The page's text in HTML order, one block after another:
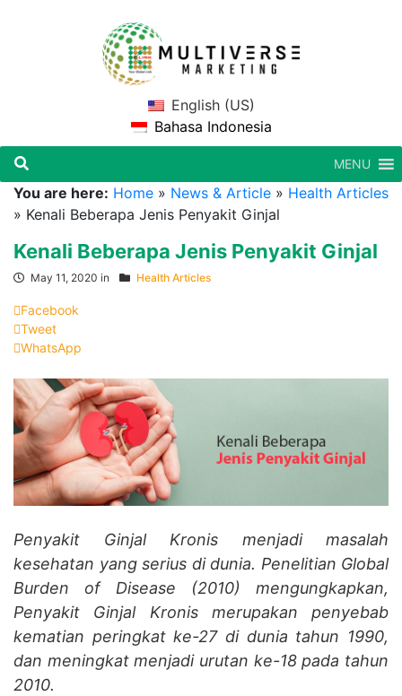
English (US)
Bahasa Indonesia
MENU
You are here: Home » News & Article » Health Articles
» Kenali Beberapa Jenis Penyakit Ginjal
Kenali Beberapa Jenis Penyakit Ginjal
May 11, 2020 in Health Articles
Facebook
Tweet
WhatsApp
Penyakit Ginjal Kronis menjadi masalah
kesehatan yang serius di dunia. Penelitian Global
Burden of Disease (2010) mengungkapkan,
Penyakit Ginjal Kronis merupakan penyebab
kematian peringkat ke-27 di dunia tahun 1990,
dan meningkat menjadi urutan ke-18 pada tahun
2010.